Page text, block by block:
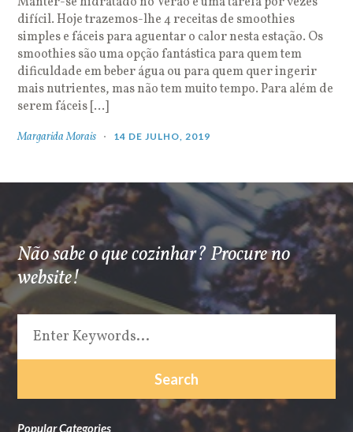
difícil. Hoje trazemos-lhe 4 receitas de smoothies
simples e fáceis para aguentar o calor nesta estação. Os
smoothies são uma opção fantástica para quem tem
dificuldade em beber água ou para quem quer ingerir
mais nutrientes, mas não tem muito tempo. Para além de
serem fáceis […]
Margarida Morais 14 DE JULHO, 2019
Não sabe o que cozinhar? Procure no
website!
Popular Categories